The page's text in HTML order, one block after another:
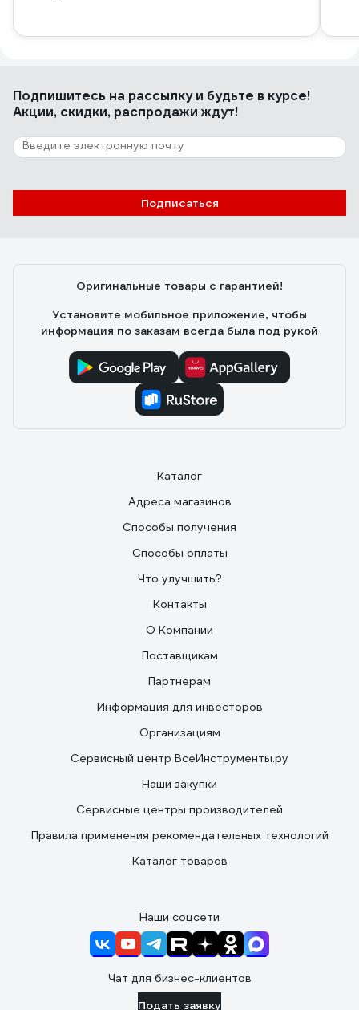
Подпишитесь на рассылкуи будьте в курсе!
Акции, скидки, распродажи ждут!
Подписаться
Оригинальные товары с гарантией!
Установите мобильное приложение, чтобы
информация по заказам всегда была под рукой
Каталог
Адреса магазинов
Способы получения
Способы оплаты
Что улучшить?
Контакты
О Компании
Поставщикам
Партнерам
Информация для инвесторов
Организациям
Сервисный центр ВсеИнструменты.ру
Наши закупки
Сервисные центры производителей
Правила применения рекомендательных технологий
Каталог товаров
Наши соцсети
Чат для бизнес-клиентов
Подать заявку